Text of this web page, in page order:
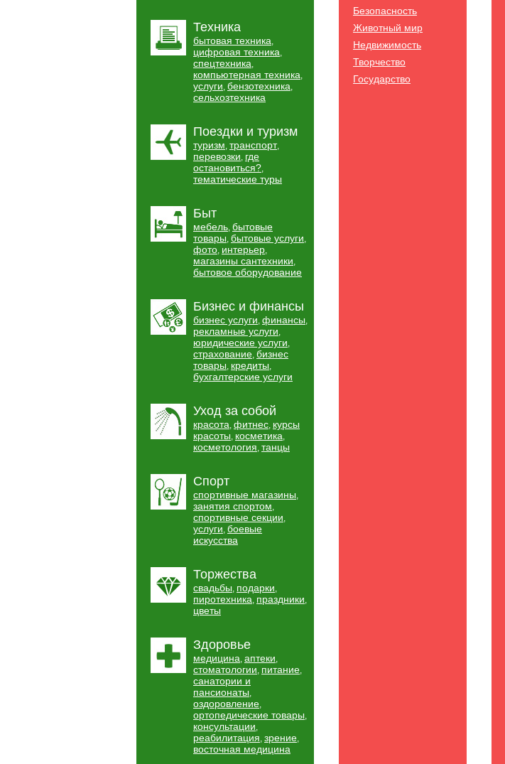
Техника
бытовая техника,
цифровая техника,
спецтехника,
компьютерная техника,
услуги, бензотехника,
сельхозтехника
Поездки и туризм
туризм, транспорт,
перевозки, где
остановиться?,
тематические туры
Быт
мебель, бытовые
товары, бытовые услуги,
фото, интерьер,
магазины сантехники,
бытовое оборудование
Бизнес и финансы
бизнес услуги, финансы,
рекламные услуги,
юридические услуги,
страхование, бизнес
товары, кредиты,
бухгалтерские услуги
Уход за собой
красота, фитнес, курсы
красоты, косметика,
косметология, танцы
Спорт
спортивные магазины,
занятия спортом,
спортивные секции,
услуги, боевые
искусства
Торжества
свадьбы, подарки,
пиротехника, праздники,
цветы
Здоровье
медицина, аптеки,
стоматологии, питание,
санатории и
пансионаты,
оздоровление,
ортопедические товары,
консультации,
реабилитация, зрение,
восточная медицина
Безопасность
Животный мир
Недвижимость
Творчество
Государство